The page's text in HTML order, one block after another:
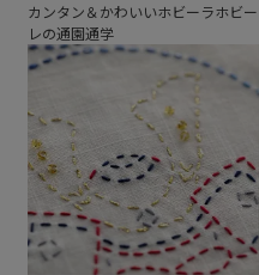
カンタン＆かわいいホビーラホビー
レの通園通学